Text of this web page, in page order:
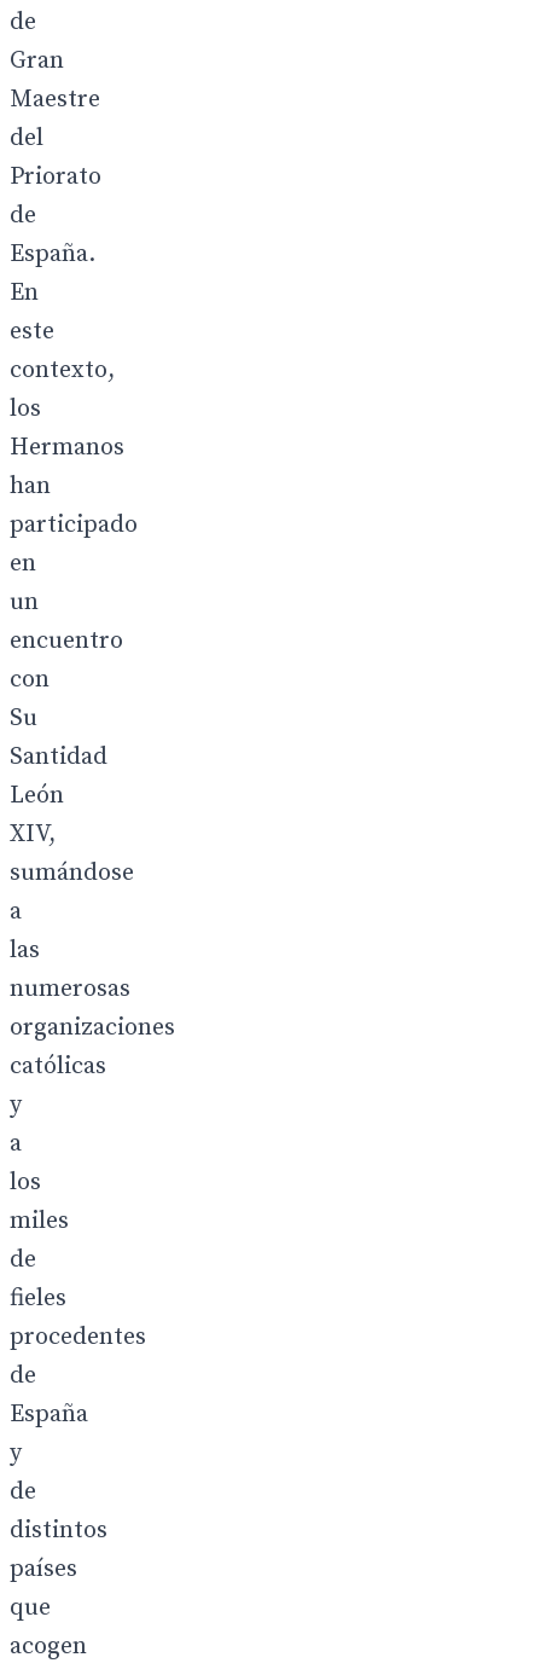
de
Gran
Maestre
del
Priorato
de
España.
En
este
contexto,
los
Hermanos
han
participado
en
un
encuentro
con
Su
Santidad
León
XIV,
sumándose
a
las
numerosas
organizaciones
católicas
y
a
los
miles
de
fieles
procedentes
de
España
y
de
distintos
países
que
acogen